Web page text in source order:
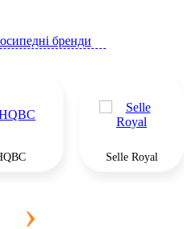
бренди
Selle Royal
›